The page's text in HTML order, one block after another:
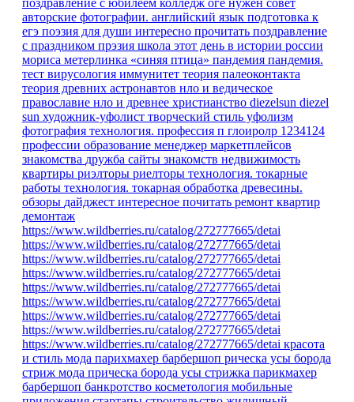
авторские фотографии. английский язык подготовка к
егэ поэзия для души интересно прочитать поздравление
с праздником прэзия школа этот день в истории россии
мориса метерлинка «синяя птица» пандемия пандемия.
тест вирусология иммунитет теория палеоконтакта
теория древних астронавтов нло и ведическое
православие нло и древнее христианство diezelsun diezel
sun художник-уфолист творческий стиль уфолизм
фотография технология. профессия п глоиролр 1234124
профессии образование менеджер маркетплейсов
знакомства дружба сайты знакомств недвижимость
квартиры риэлторы риелторы технология. токарные
работы технология. токарная обработка древесины.
обзоры дайджест интересное почитать ремонт квартир
демонтаж
https://www.wildberries.ru/catalog/272777665/detai
https://www.wildberries.ru/catalog/272777665/detai
https://www.wildberries.ru/catalog/272777665/detai
https://www.wildberries.ru/catalog/272777665/detai
https://www.wildberries.ru/catalog/272777665/detai
https://www.wildberries.ru/catalog/272777665/detai
https://www.wildberries.ru/catalog/272777665/detai
https://www.wildberries.ru/catalog/272777665/detai
https://www.wildberries.ru/catalog/272777665/detai красота
и стиль мода парихмахер барбершоп рическа усы борода
стриж мода прическа борода усы стрижка парикмахер
барбершоп банкротство косметология мобильные